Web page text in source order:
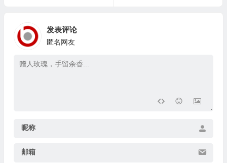
发表评论
匿名网友
昵称
邮箱